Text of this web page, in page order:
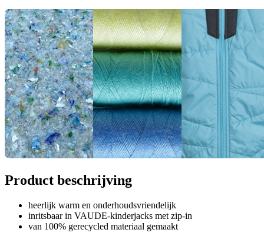
Product beschrijving
heerlijk warm en onderhoudsvriendelijk
inritsbaar in VAUDE-kinderjacks met zip-in
van 100% gerecycled materiaal gemaakt